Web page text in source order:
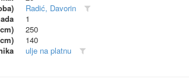
Radić, Davorin
1
250
140
ulje na platnu